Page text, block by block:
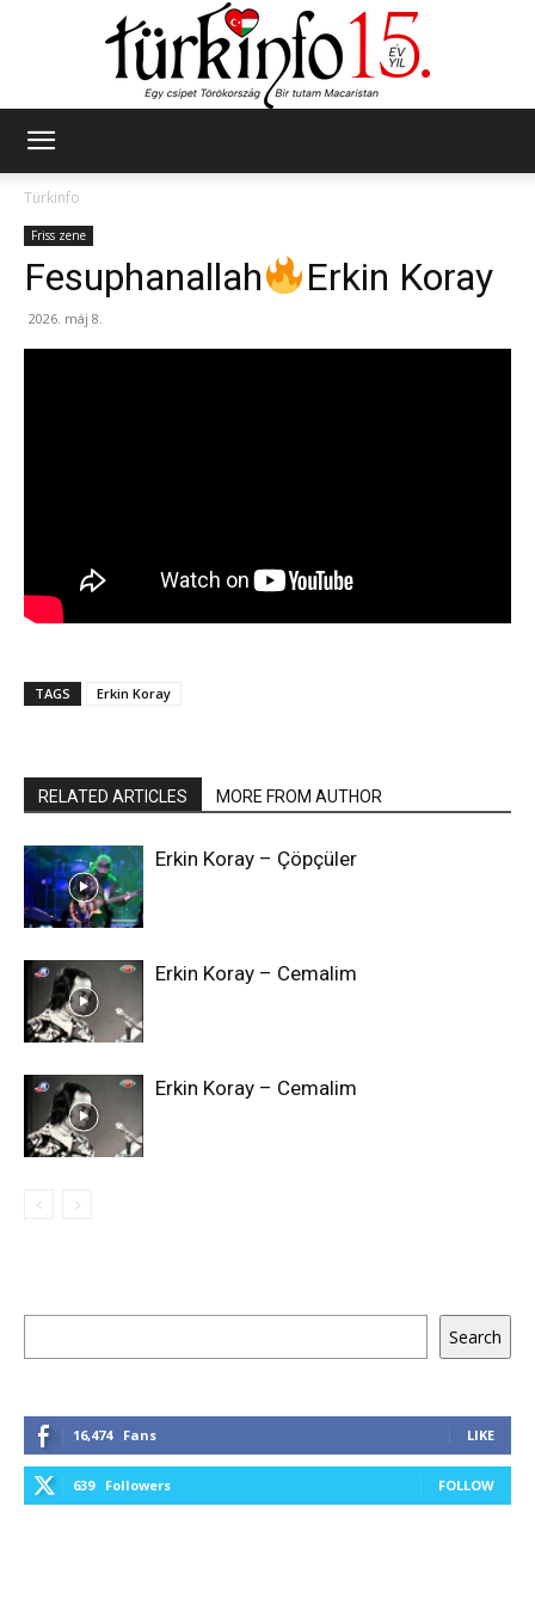
Türkinfo
Friss zene
Fesuphanallah Erkin Koray
2026. máj 8.
TAGS Erkin Koray
RELATED ARTICLES MORE FROM AUTHOR
Erkin Koray – Çöpçüler
Erkin Koray – Cemalim
Erkin Koray – Cemalim
Search
16,474 Fans LIKE
639 Followers FOLLOW